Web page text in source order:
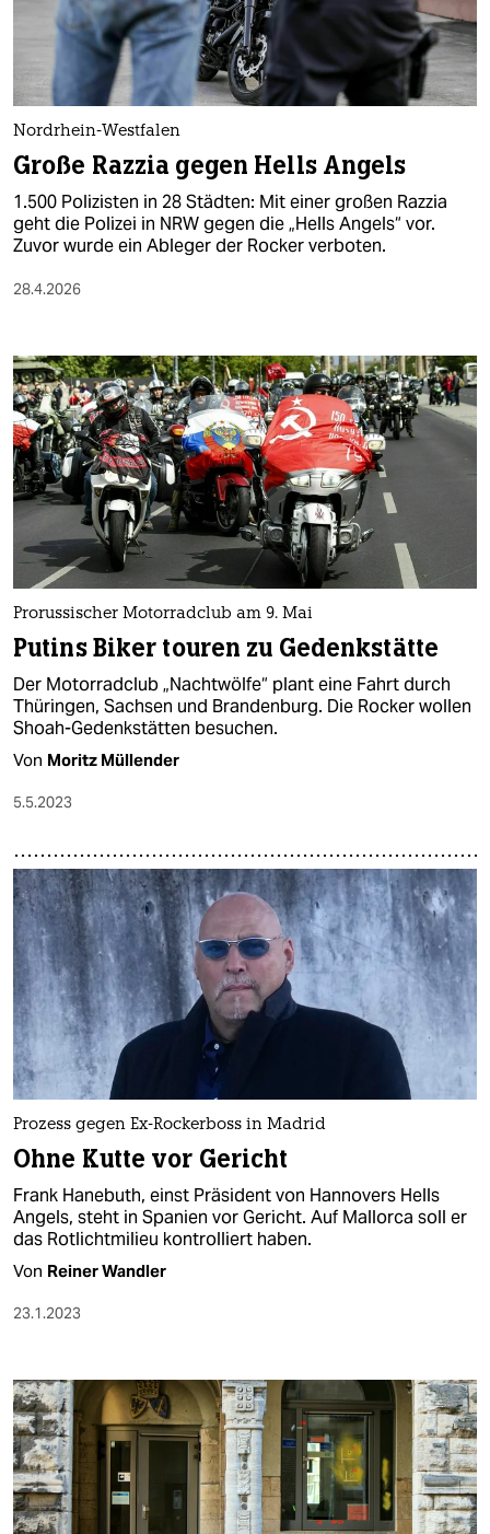
wahrheit
verlag
verlag
veranstaltungen
shop
unterstützen
abo
genossenschaft
epaper login
Nordrhein-Westfalen
Große Razzia gegen Hells Angels
1.500 Polizisten in 28 Städten: Mit einer großen Razzia
geht die Polizei in NRW gegen die „Hells Angels“ vor.
Zuvor wurde ein Ableger der Rocker verboten.
28.4.2026
Prorussischer Motorradclub am 9. Mai
Putins Biker touren zu Gedenkstätte
Der Motorradclub „Nachtwölfe“ plant eine Fahrt durch
Thüringen, Sachsen und Brandenburg. Die Rocker wollen
Shoah-Gedenkstätten besuchen.
Von Moritz Müllender
5.5.2023
Prozess gegen Ex-Rockerboss in Madrid
Ohne Kutte vor Gericht
Frank Hanebuth, einst Präsident von Hannovers Hells
Angels, steht in Spanien vor Gericht. Auf Mallorca soll er
das Rotlichtmilieu kontrolliert haben.
Von Reiner Wandler
23.1.2023